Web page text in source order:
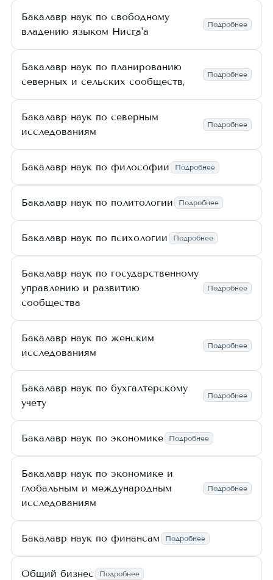
Бакалавр наук по свободному
владению языком Нисг̱а'a
Подробнее
Бакалавр наук по планированию
северных и сельских сообществ,
Подробнее
Бакалавр наук по северным
исследованиям
Подробнее
Бакалавр наук по философии Подробнее
Бакалавр наук по политологии Подробнее
Бакалавр наук по психологии Подробнее
Бакалавр наук по государственному
управлению и развитию
сообщества
Подробнее
Бакалавр наук по женским
исследованиям
Подробнее
Бакалавр наук по бухгалтерскому
учету
Подробнее
Бакалавр наук по экономике Подробнее
Бакалавр наук по экономике и
глобальным и международным
исследованиям
Подробнее
Бакалавр наук по финансам Подробнее
Общий бизнес Подробнее